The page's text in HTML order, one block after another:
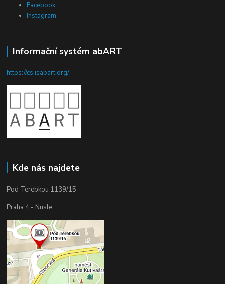
Facebook
Instagram
Informační systém abART
https://cs.isabart.org/
Kde nás najdete
Pod Terebkou 1139/15
Praha 4 - Nusle